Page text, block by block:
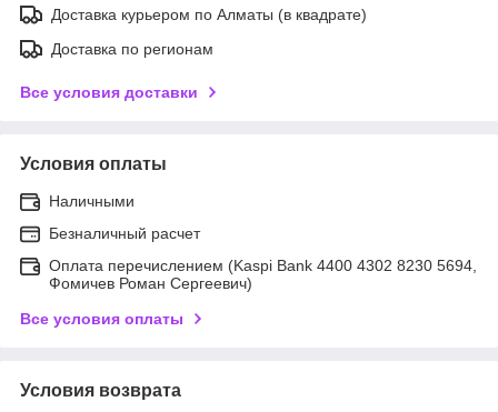
Доставка курьером по Алматы (в квадрате)
Доставка по регионам
Все условия доставки
Условия оплаты
Наличными
Безналичный расчет
Оплата перечислением (Kaspi Bank 4400 4302 8230 5694,
Фомичев Роман Сергеевич)
Все условия оплаты
Условия возврата